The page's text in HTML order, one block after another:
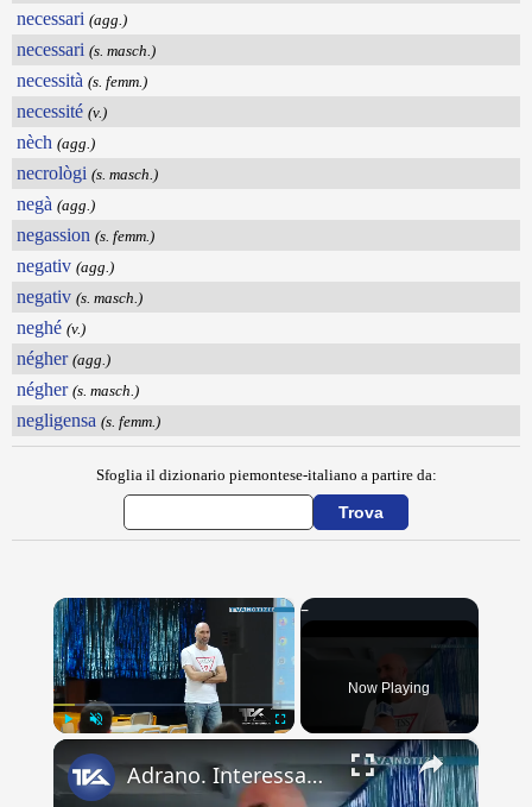
necessari (agg.)
necessari (s. masch.)
necessità (s. femm.)
necessité (v.)
nèch (agg.)
necrològi (s. masch.)
negà (agg.)
negassion (s. femm.)
negativ (agg.)
negativ (s. masch.)
neghé (v.)
négher (agg.)
négher (s. masch.)
negligensa (s. femm.)
Sfoglia il dizionario piemontese-italiano a partire da:
×
Now Playing
×
Adrano. Interessante incontro al liceo “Verga” con il prof. Fabio Gamberini. Studenti del Linguistic